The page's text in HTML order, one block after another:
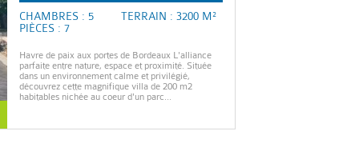
CHAMBRES : 5
TERRAIN : 3200 M²
PIÈCES : 7
Havre de paix aux portes de Bordeaux L'alliance
parfaite entre nature, espace et proximité. Située
dans un environnement calme et privilégié,
découvrez cette magnifique villa de 200 m2
habitables nichée au coeur d'un parc...